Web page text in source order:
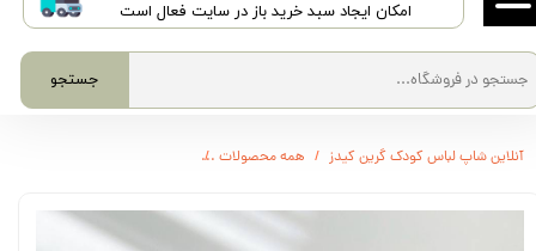
امکان ایجاد سبد خرید باز در سایت فعال است
جستجو
خروج از حساب کاربری
آنلاین شاپ لباس کودک گرین کیدز همه محصولات